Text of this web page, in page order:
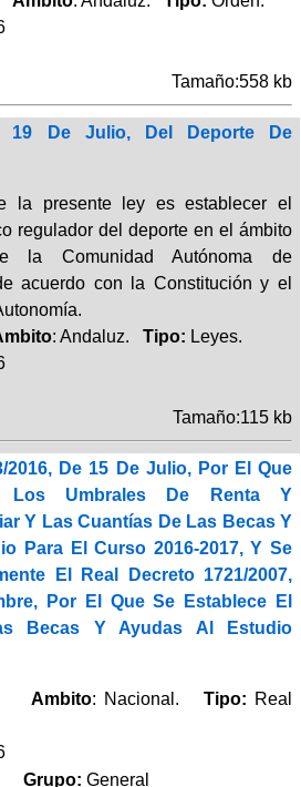
Tamaño:558 kb
19 De Julio, Del Deporte De
la presente ley es establecer el
regulador del deporte en el ámbito
la Comunidad Autónoma de
acuerdo con la Constitución y el
: Andaluz. Tipo: Leyes.
Tamaño:115 kb
2016, De 15 De Julio, Por El Que
Los Umbrales De Renta Y
Y Las Cuantías De Las Becas Y
Para El Curso 2016-2017, Y Se
El Real Decreto 1721/2007,
Por El Que Se Establece El
Becas Y Ayudas Al Estudio
Ambito: Nacional. Tipo: Real
Grupo: General